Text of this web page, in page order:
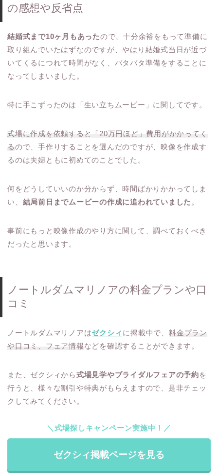
の感想や反省点
結婚式まで10ヶ月もあったので、十分余裕をもって準備に
取り組んでいたはずなのですが、やはり結婚式当日が近づ
いてくるにつれて時間がなく、バタバタ準備をすることに
なってしまいました。
特に手こずったのは「生い立ちムービー」に関してです。
式場に作成を依頼すると「20万円ほど」費用がかかってく
るので、手作りすることを選んだのですが、映像を作成す
るのは夫婦ともに初めてのことでした。
何をどうしていいのか分からず、時間ばかりかかってしま
い、 結局前日までムービーの作成に追われていました 。
事前にもっと映像作成のやり方に関して、調べておくべき
だったと思います。
ノートルダムマリノアの料金プランや口
コミ
ノートルダムマリノアはゼクシィ に掲載中で、 料金プラン
や口コミ、フェア情報などを確認することができます。
また、ゼクシィから式場見学やブライダルフェアの予約を
行うと、様々な割引や特典がもらえますので、是非チェッ
クしてみてください。
＼式場探しキャンペーン実施中！／
ゼクシィ掲載ページを見る